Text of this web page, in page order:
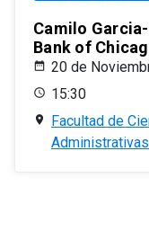
Camilo
Bank of
20 de
15:30
Facultad de